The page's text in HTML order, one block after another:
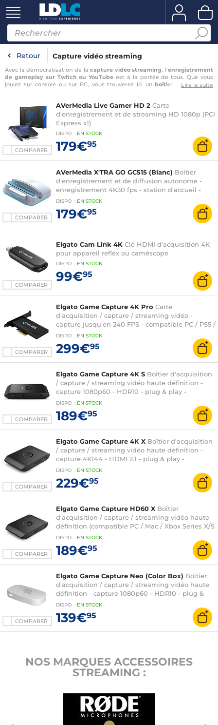
Retour Capture vidéo streaming
Avec la démocratisation de lacapture vidéo streaming, l’enregistrement
de gameplay sur Twitch ou YouTube est à la portée de tous. Que vous
jouiez sur console ou sur PC, vous trouverez ici un boîtier d’acquisition
simple : il récupère l’image et le son de la source à laquelle il est connecté.
C’est donc unéquipement de base pour faire du streamsans lequel vous
ne pourrez pas faire de live en haute définition et
Lire la suite
COMPARER
AVerMedia Live Gamer HD 2 Carte
d'enregistrement et de streaming HD 1080p (PCI
Express x1)
DISPO : EN STOCK
179€95
COMPARER
AVerMedia X'TRA GO GC515 (Blanc) Boitier
d'enregistrement et de diffusion autonome -
enregistrement 4K30 fps - station d'accueil -
alimentation USB Power Delivery
DISPO : EN STOCK
179€95
COMPARER
Elgato Cam Link 4K Clé HDMI d'acquisition 4K
pour appareil reflex ou caméscope
DISPO : EN STOCK
99€95
COMPARER
Elgato Game Capture 4K Pro Carte
d'acquisition / capture / streaming vidéo -
capture jusqu'en 240 FPS - compatible PC / PS5 /
Xbox Series X
DISPO : EN STOCK
299€95
COMPARER
Elgato Game Capture 4K S Boîtier d'acquisition
/ capture / streaming vidéo haute définition -
capture 1080p60 - HDR10 - plug & play -
compatible Switch 2 / Xbox Series / PlayStation 5
DISPO : EN STOCK
189€95
COMPARER
Elgato Game Capture 4K X Boîtier d'acquisition
/ capture / streaming vidéo haute définition -
capture 4K144 - HDMI 2.1 - plug & play -
compatible PC / Xbox Series X/S / PlayStation 5
DISPO : EN STOCK
229€95
COMPARER
Elgato Game Capture HD60 X Boîtier
d'acquisition / capture / streaming vidéo haute
définition (compatible PC / Mac / Xbox Series X/S
/ PlayStation 5)
DISPO : EN STOCK
189€95
COMPARER
Elgato Game Capture Neo (Color Box) Boîtier
d'acquisition / capture / streaming vidéo haute
définition - capture 1080p60 - HDR10 - plug &
play - compatible Switch et Switch 2 / Xbox
Series / PlayStation 5
DISPO : EN STOCK
139€95
NOS MARQUES ACCESSOIRES
STREAMING :